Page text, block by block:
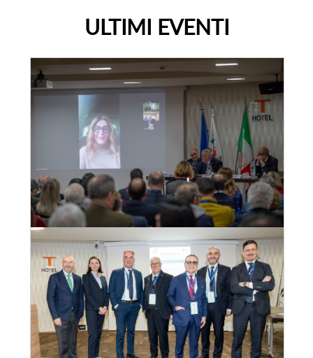
ULTIMI EVENTI
Convegno Fiavet Confcommercio in
Calabria, “il turismo che non si ferma:
radici, identità e destagionalizzazione per
un nuovo modello di sviluppo”
28mar, 2025
VEDI EVENTO